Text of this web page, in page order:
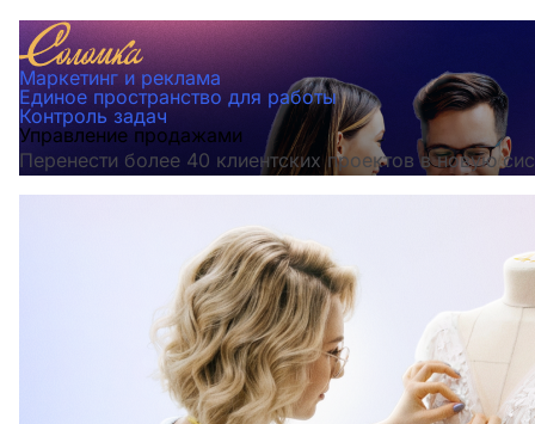
Маркетинг и реклама
Единое пространство для работы
Контроль задач
Управление продажами
Перенести более 40 клиентских проектов в новую